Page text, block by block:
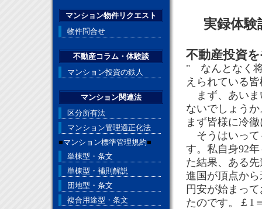
実録体
不動産投資
" なんとなく将
えられている
まず、あいま
ないでしょう
まず皆様に冷
そうはいって
す。私自身92
た結果、ある
進国が頂点か
円安が始まっ
たのです。￡1
マンション物件リクエスト
物件問合せ
不動産コラム・体験談
マンション投資の鉄人
マンション関連法
区分所有法
マンション管理適正化法
■マンション標準管理規約■
単棟型・条文
単棟型・補則解説
団地型・条文
複合用途型・条文